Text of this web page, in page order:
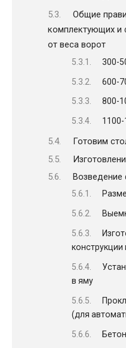
Общие
комплектующих и
от веса ворот
300-
600-
800-
1100-
Готовим
Возведение
конструкции
в яму
(для